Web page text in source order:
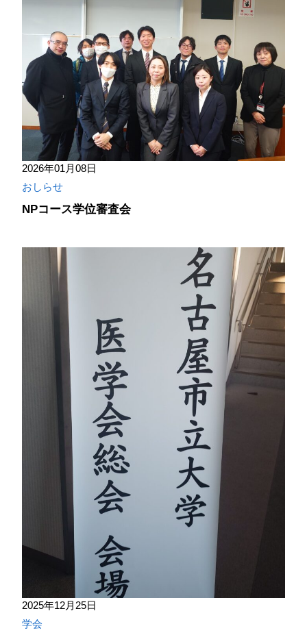
2026年01月08日
おしらせ
NPコース学位審査会
2025年12月25日
学会